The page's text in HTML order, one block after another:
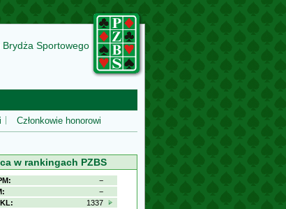
Sportowego
Członkowie honorowi
w rankingach PZBS
−
−
1337